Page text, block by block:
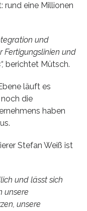
eine Millionen
und
Fertigungslinien und
berichtet Mütsch.
läuft es
die
haben
Stefan Weiß ist
und lässt sich
unsere
unsere